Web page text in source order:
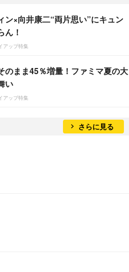
ン×向井康二“両片思い”にキュン
ん！
アップ特集
のまま45％増量！ファミマ夏の大
い
アップ特集
さらに見る